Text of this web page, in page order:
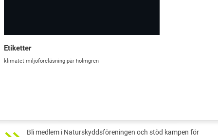
Etiketter
klimatet miljöföreläsning pär holmgren
Bli medlem i Naturskyddsföreningen och stöd kampen för